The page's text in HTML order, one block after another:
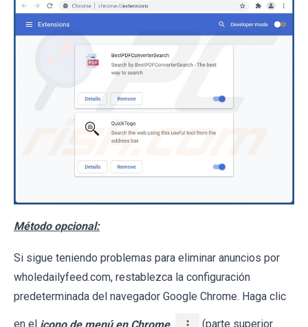
Método opcional:
Si sigue teniendo problemas para eliminar anuncios por
wholedailyfeed.com, restablezca la configuración
predeterminada del navegador Google Chrome. Haga clic
en el icono de menú en Chrome (parte superior